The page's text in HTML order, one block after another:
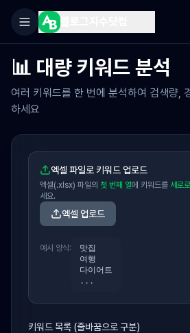
📊 대량 키워드 분석
여러 키워드를 한 번에 분석하여 검색량,
하세요
엑셀 파일로 키워드 업로드
엑셀(.xlsx) 파일의 첫 번째 열에 키워드를 세로
세요.
엑셀 업로드
예시 양식:
맛집
여행
다이어트
...
키워드 목록 (줄바꿈으로 구분)